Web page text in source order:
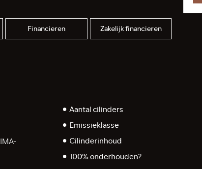
Financieren Zakelijk financieren
Aantal cilinders
Emissieklasse
Cilinderinhoud
100% onderhouden?